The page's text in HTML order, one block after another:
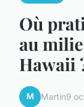
Où
au
Hawaii
M Martin9